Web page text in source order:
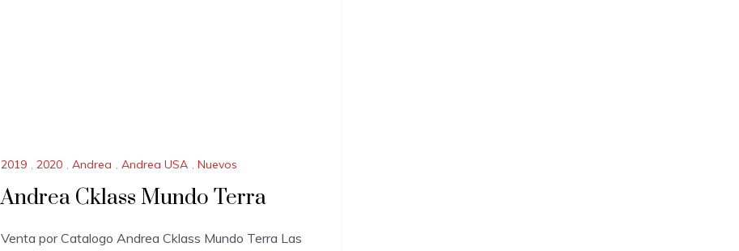
2019 , 2020 , Andrea , Andrea USA , Nuevos
Andrea Cklass Mundo Terra
Venta por Catalogo Andrea Cklass Mundo Terra Las